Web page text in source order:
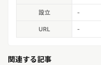
設立 -
URL -
関連する記事